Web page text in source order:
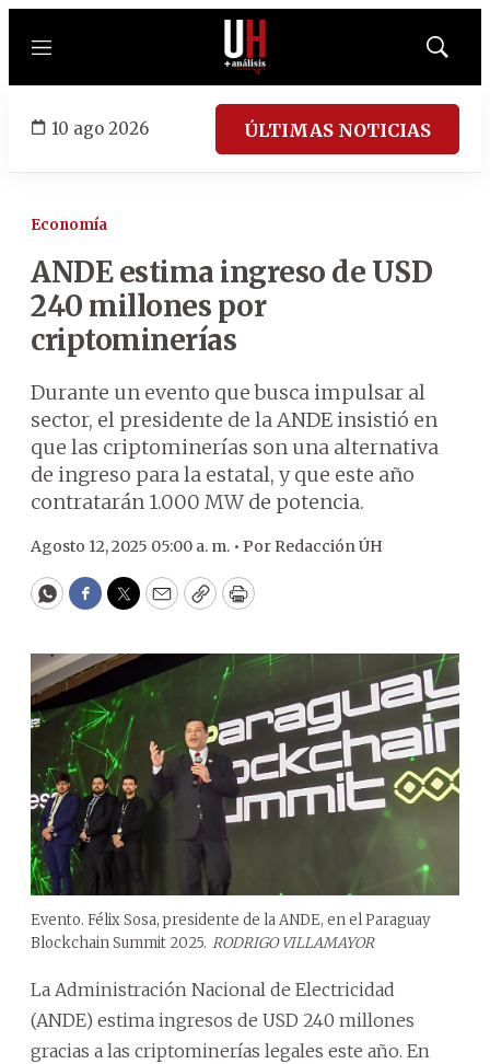
Menú
Mostrar
10 ago 2026 ÚLTIMAS NOTICIAS
Economía
ANDE estima ingreso de USD
240 millones por
criptominerías
Durante un evento que busca impulsar al
sector, el presidente de la ANDE insistió en
que las criptominerías son una alternativa
de ingreso para la estatal, y que este año
contratarán 1.000 MW de potencia.
Agosto 12, 2025 05:00 a. m. • Por Redacción ÚH
WhatsApp
Facebook
Twitter
EmailCopyPrint
Evento. Félix Sosa, presidente de la ANDE, en el Paraguay
Blockchain Summit 2025. RODRIGO VILLAMAYOR
La Administración Nacional de Electricidad
(ANDE) estima ingresos de USD 240 millones
gracias a las criptominerías legales este año. En